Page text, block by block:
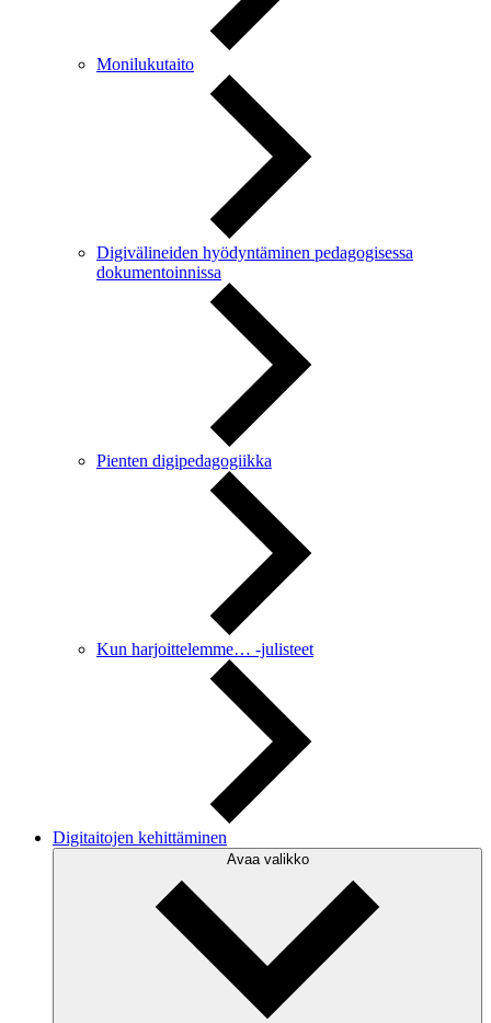
Monilukutaito
Digivälineiden hyödyntäminen pedagogisessa
dokumentoinnissa
Pienten digipedagogiikka
Kun harjoittelemme… -julisteet
Digitaitojen kehittäminen
Avaa valikko